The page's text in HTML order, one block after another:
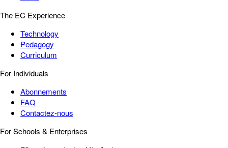
The EC Experience
Technology
Pedagogy
Curriculum
For Individuals
Abonnements
FAQ
Contactez-nous
For Schools & Enterprises